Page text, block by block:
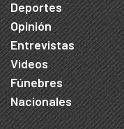
Deportes
Opinión
Entrevistas
Videos
Fúnebres
Nacionales